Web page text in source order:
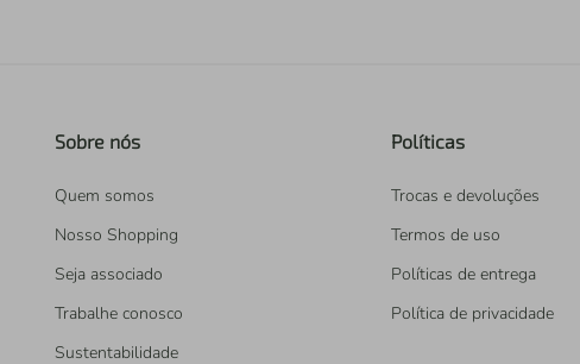
Sobre nós
Quem somos
Nosso Shopping
Seja associado
Trabalhe conosco
Sustentabilidade
Políticas
Trocas e devoluções
Termos de uso
Políticas de entrega
Política de privacidade